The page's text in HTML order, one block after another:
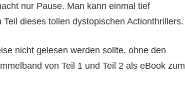
nur Pause. Man kann einmal tief
dieses tollen dystopischen Actionthrillers.
nicht gelesen werden sollte, ohne den
von Teil 1 und Teil 2 als eBook zum